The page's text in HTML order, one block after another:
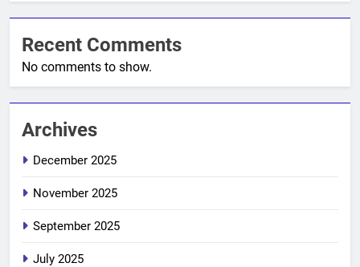
Recent Comments
No comments to show.
Archives
December 2025
November 2025
September 2025
July 2025